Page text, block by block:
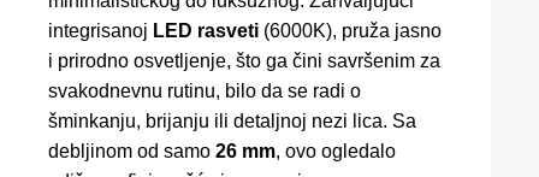
integrisanoj LED rasveti (6000K), pruža jasno
i prirodno osvetljenje, što ga čini savršenim za
svakodnevnu rutinu, bilo da se radi o
šminkanju, brijanju ili detaljnoj nezi lica. Sa
debljinom od samo 26 mm, ovo ogledalo